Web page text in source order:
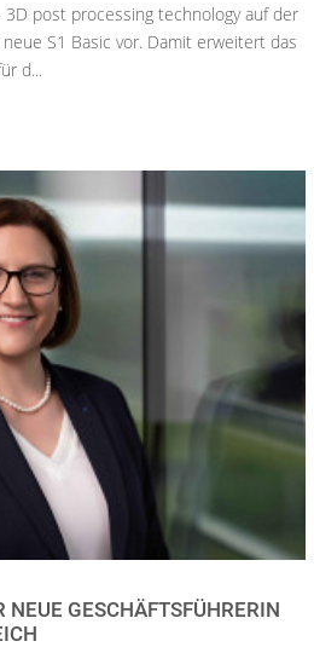
3D post processing technology auf der
S1 Basic vor. Damit erweitert das
d...
GESCHÄFTSFÜHRERIN